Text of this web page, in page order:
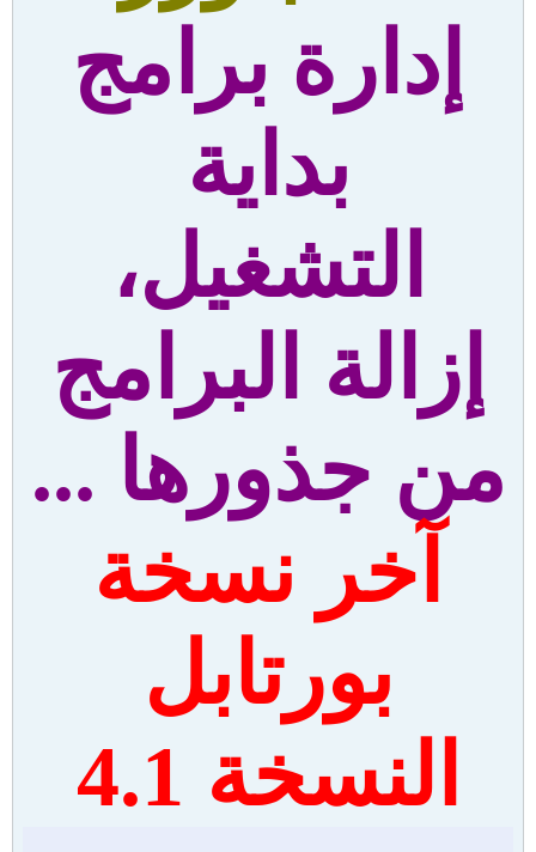
إدارة برامج
بداية
التشغيل،
إزالة البرامج
من جذورها ...
آخر نسخة
بورتابل
النسخة 4.1